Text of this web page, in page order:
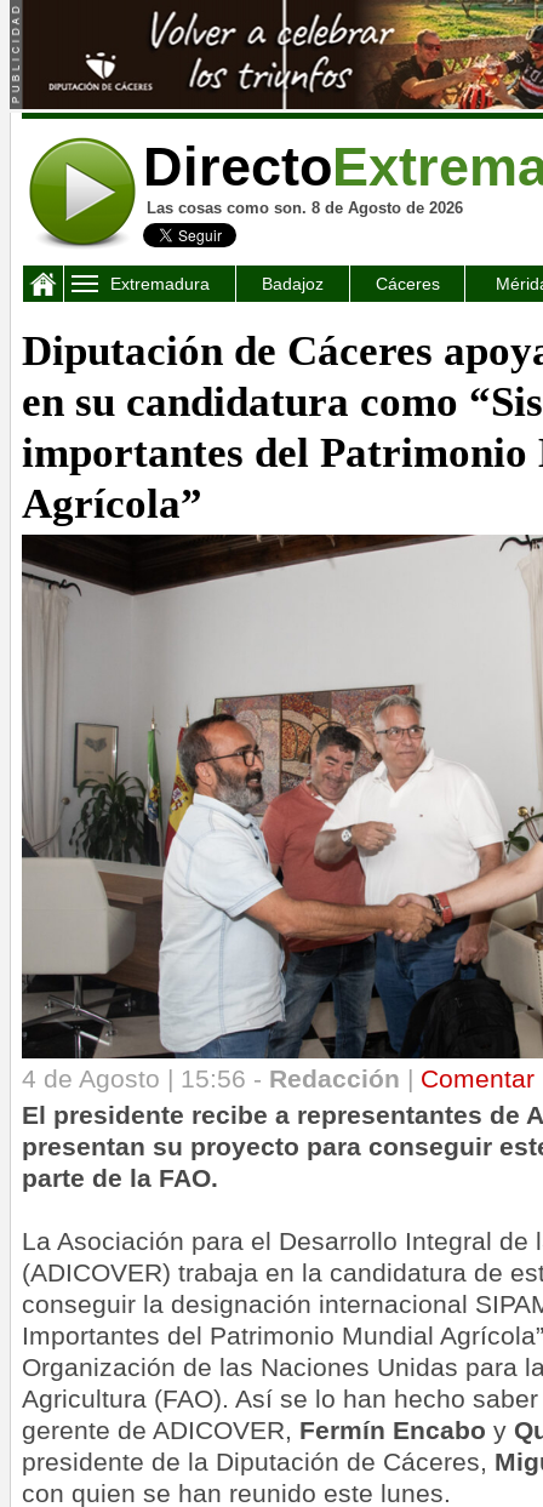
Directo
Las cosas como son. 8 de Agosto de 2026
Extremadura Badajoz Cáceres
Diputación de Cáceres
en su candidatura como
importantes del
Agrícola”
4 de Agosto | 15:56 - Redacción | Comentar
El presidente recibe a representantes de
presentan su proyecto para conseguir
parte de la FAO.
La Asociación para el Desarrollo Integral de
(ADICOVER) trabaja en la candidatura de
conseguir la designación internacional
Importantes del Patrimonio Mundial
Organización de las Naciones Unidas para
Agricultura (FAO). Así se lo han hecho
gerente de ADICOVER, Fermín Encabo y
presidente de la Diputación de Cáceres,
con quien se han reunido este lunes.